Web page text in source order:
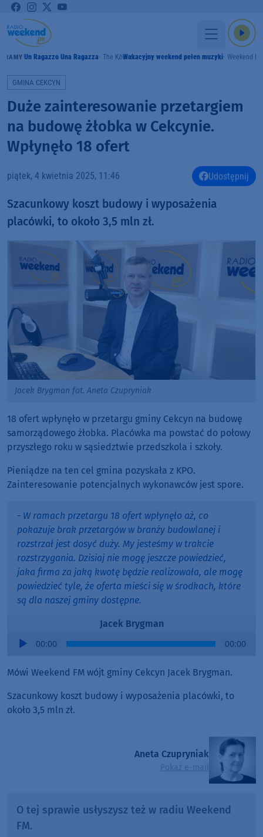
GRAMY Un Ragazzo Una Ragazza The KolorsWakacyjny weekend pełen muzyki Weekend FM
GMINA CEKCYN
Duże zainteresowanie przetargiem
na budowę żłobka w Cekcynie.
Wpłynęło 18 ofert
piątek, 4 kwietnia 2025, 11:46 Udostępnij
Szacunkowy koszt budowy i wyposażenia
placówki, to około 3,5 mln zł.
Jacek Brygman fot. Aneta Czupryniak
18 ofert wpłynęło w przetargu gminy Cekcyn na budowę
samorządowego żłobka. Placówka ma powstać do połowy
przyszłego roku w sąsiedztwie przedszkola i szkoły.
Pieniądze na ten cel gmina pozyskała z KPO.
Zainteresowanie potencjalnych wykonawców jest spore.
- W ramach przetargu 18 ofert wpłynęło aż, co
pokazuje brak przetargów w branży budowlanej i
rozstrzał jest dosyć duży. My jesteśmy w trakcie
rozstrzygania. Dzisiaj nie mogę jeszcze powiedzieć,
jaka firma za jaką kwotę będzie realizowała, ale mogę
powiedzieć tyle, że oferta mieści się w środkach, które
są dla naszej gminy dostępne.
Jacek Brygman
Audio
00:00 00:00
Mówi Weekend FM wójt gminy Cekcyn Jacek Brygman.
Szacunkowy koszt budowy i wyposażenia placówki, to
około 3,5 mln zł.
Aneta Czupryniak
Pokaż e-mail
O tej sprawie usłyszysz też w radiu Weekend
FM.